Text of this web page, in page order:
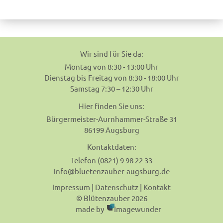
Wir sind für Sie da:
Montag von 8:30 - 13:00 Uhr
Dienstag bis Freitag von 8:30 - 18:00 Uhr
Samstag 7:30 – 12:30 Uhr
Hier finden Sie uns:
Bürgermeister-Aurnhammer-Straße 31
86199 Augsburg
Kontaktdaten:
Telefon (0821) 9 98 22 33
info@bluetenzauber-augsburg.de
Impressum | Datenschutz | Kontakt
© Blütenzauber 2026
made by
Imagewunder